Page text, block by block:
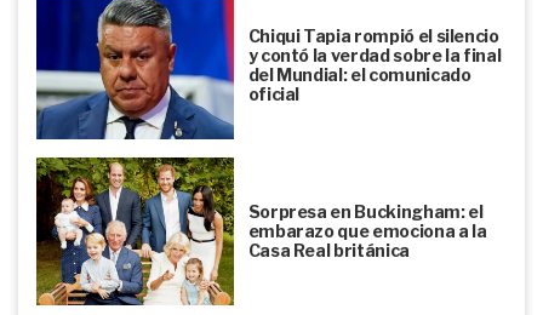
Chiqui Tapia rompió el silencio
y contó la verdad sobre la final
del Mundial: el comunicado
oficial
Sorpresa en Buckingham: el
embarazo que emociona a la
Casa Real británica